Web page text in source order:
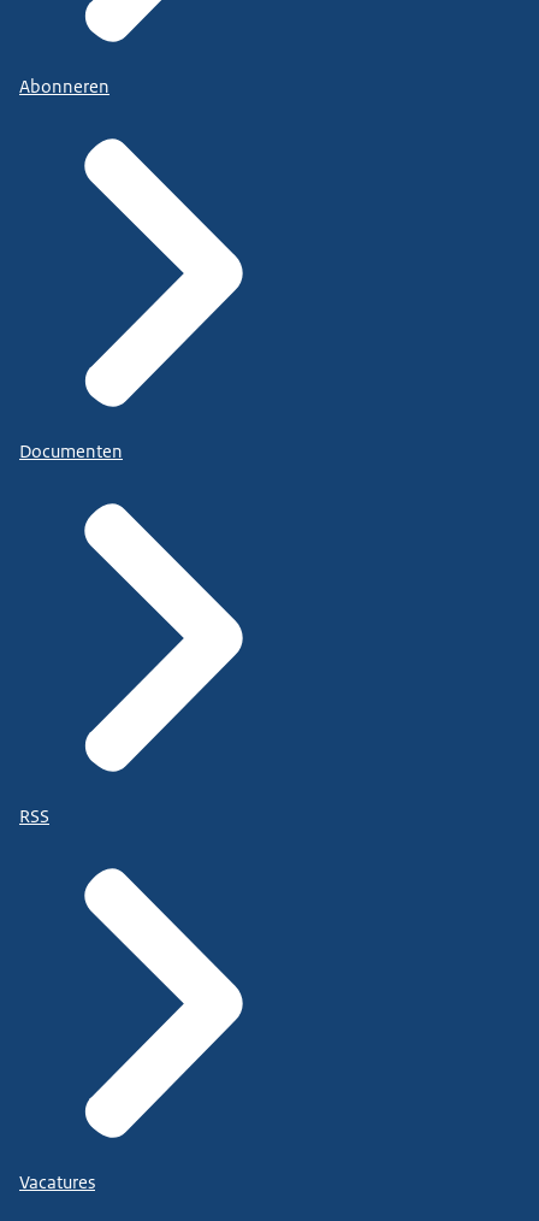
Abonneren
Documenten
RSS
Vacatures